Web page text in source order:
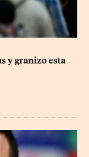
y granizo esta